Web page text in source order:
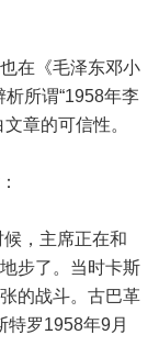
在《毛泽东邓小
所谓“1958年李
章的可信性。
，主席正在和
步了。当时卡斯
的战斗。古巴革
特罗1958年9月